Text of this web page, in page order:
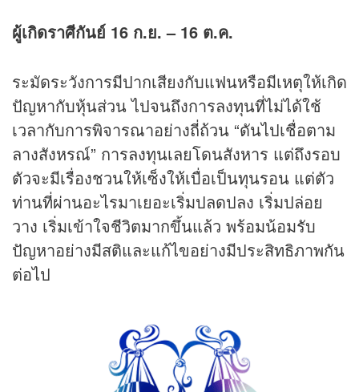
ผู้เกิดราศีกันย์ 16 ก.ย. – 16 ต.ค.
ระมัดระวังการมีปากเสียงกับแฟนหรือมีเหตุให้เกิด
ปัญหากับหุ้นส่วน ไปจนถึงการลงทุนที่ไม่ได้ใช้
เวลากับการพิจารณาอย่างถี่ถ้วน “ดันไปเชื่อตาม
ลางสังหรณ์” การลงทุนเลยโดนสังหาร แต่ถึงรอบ
ตัวจะมีเรื่องชวนให้เซ็งให้เบื่อเป็นทุนรอน แต่ตัว
ท่านที่ผ่านอะไรมาเยอะเริ่มปลดปลง เริ่มปล่อย
วาง เริ่มเข้าใจชีวิตมากขึ้นแล้ว พร้อมน้อมรับ
ปัญหาอย่างมีสติและแก้ไขอย่างมีประสิทธิภาพกัน
ต่อไป